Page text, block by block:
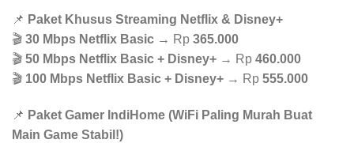
📌 Paket Khusus Streaming Netflix & Disney+
🎬 30 Mbps Netflix Basic → Rp 365.000
🎬 50 Mbps Netflix Basic + Disney+ → Rp 460.000
🎬 100 Mbps Netflix Basic + Disney+ → Rp 555.000
📌 Paket Gamer IndiHome (WiFi Paling Murah Buat
Main Game Stabil!)